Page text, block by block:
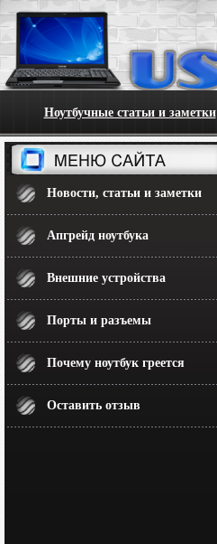
Ноутбучные статьи и заметки
Новости, статьи и заметки
Апгрейд ноутбука
Внешние устройства
Порты и разъемы
Почему ноутбук греется
Оставить отзыв